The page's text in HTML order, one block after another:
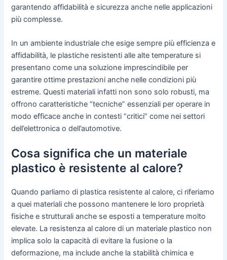
garantendo affidabilità e sicurezza anche nelle applicazioni
più complesse.
In un ambiente industriale che esige sempre più efficienza e
affidabilità, le plastiche resistenti alle alte temperature si
presentano come una soluzione imprescindibile per
garantire ottime prestazioni anche nelle condizioni più
estreme. Questi materiali infatti non sono solo robusti, ma
offrono caratteristiche “tecniche” essenziali per operare in
modo efficace anche in contesti “critici” come nei settori
dell’elettronica o dell’automotive.
Cosa significa che un materiale
plastico è resistente al calore?
Quando parliamo di plastica resistente al calore, ci riferiamo
a quei materiali che possono mantenere le loro proprietà
fisiche e strutturali anche se esposti a temperature molto
elevate. La resistenza al calore di un materiale plastico non
implica solo la capacità di evitare la fusione o la
deformazione, ma include anche la stabilità chimica e